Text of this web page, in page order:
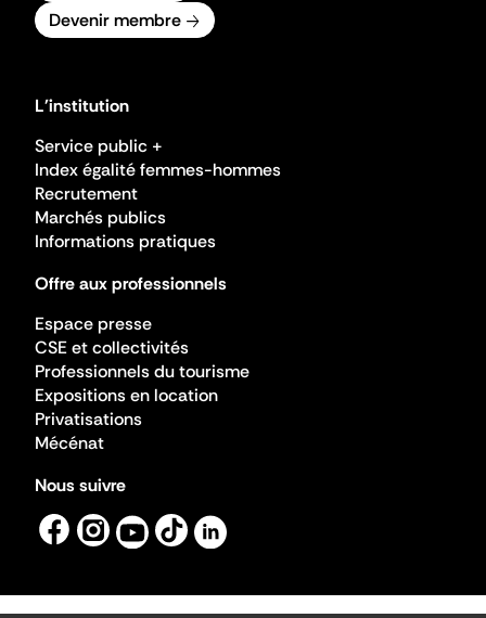
Devenir membre
L'institution
Service public +
Index égalité femmes-hommes
Recrutement
Marchés publics
Informations pratiques
Offre aux professionnels
Espace presse
CSE et collectivités
Professionnels du tourisme
Expositions en location
Privatisations
Mécénat
Nous suivre